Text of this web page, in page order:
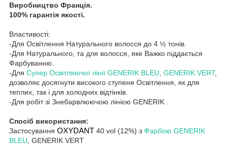
Виробництво Франція.
100% гарантія якості.
Властивості:
-Для Освітлення Натурального волосся до 4 ½ тонів
-Для Натурального, та для волосся, яке Важко піддається
Фарбуванню
-Для Супер Освітляючої лінії GENERIK BLEU GENERIK VERT,
дозволяє досягнути високого ступеня Освітлення як для
теплих, так і для холодних відтінків.
-Для робіт зі Знебарвлюючою лінією GENERIK
Спосіб використання:
Застосування OXYDANT 40 vol (12%) з Фарбою GENERIK
BLEU GENERIK VERT